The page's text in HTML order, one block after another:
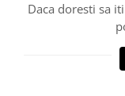
Daca doresti sa